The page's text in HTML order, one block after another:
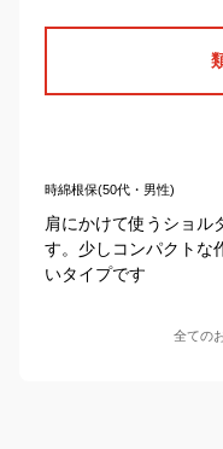
時綿根保(50代・男性)
肩にかけて使うショル
す。少しコンパクトな
いタイプです
全ての